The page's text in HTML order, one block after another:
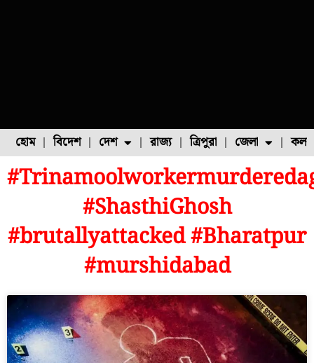
হোম বিদেশ দেশ
ফুল চাষ ফল চাষ মাছ চাষ পোল্ট্রি চাষ
রাজ্য ত্রিপুরা জেলা
উত্তর ২৪ পরগনা
#ShasthiGhosh
#brutallyattacked #Bharatpur
#murshidabad